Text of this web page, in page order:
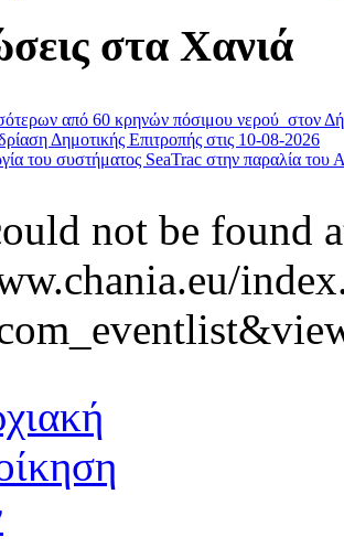
στα Χανιά
από 60 κρηνών πόσιμου νερού στον
Δημοτικής Επιτροπής στις 10-08-2026
του συστήματος SeaTrac στην παραλία του
not be found